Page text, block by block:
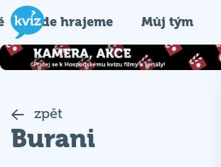
Kde hrajeme Můj tým
zpět
Burani